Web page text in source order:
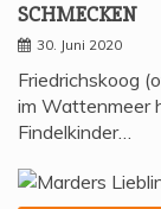
SCHMECKEN
30. Juni 2020
Friedrichskoog
im Wattenmeer
Findelkinder…